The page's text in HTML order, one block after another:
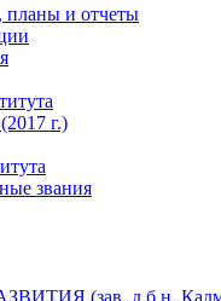
планы и отчеты
г.)
звания
(зав. д.б.н.